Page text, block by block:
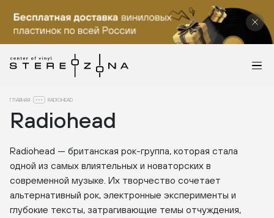
ГЛАВНАЯ RADIOHEAD
Radiohead
Radiohead — британская рок-группа, которая стала
одной из самых влиятельных и новаторских в
современной музыке. Их творчество сочетает
альтернативный рок, электронные эксперименты и
глубокие тексты, затрагивающие темы отчуждения,